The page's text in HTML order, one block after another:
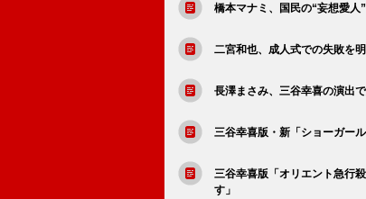
橋本マナミ、国民の“妄想愛
二宮和也、成人式での失敗を
長澤まさみ、三谷幸喜の演出
三谷幸喜版・新「ショーガー
三谷幸喜版「オリエント急行
す」